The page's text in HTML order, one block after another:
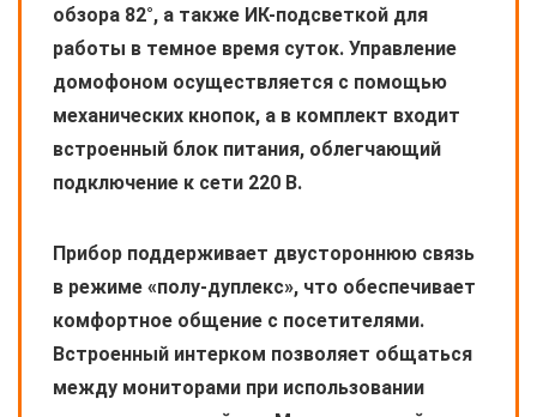
обзора 82°, а также ИК-подсветкой для
работы в темное время суток. Управление
домофоном осуществляется с помощью
механических кнопок, а в комплект входит
встроенный блок питания, облегчающий
подключение к сети 220 В.
Прибор поддерживает двустороннюю связь
в режиме «полу-дуплекс», что обеспечивает
комфортное общение с посетителями.
Встроенный интерком позволяет общаться
между мониторами при использовании